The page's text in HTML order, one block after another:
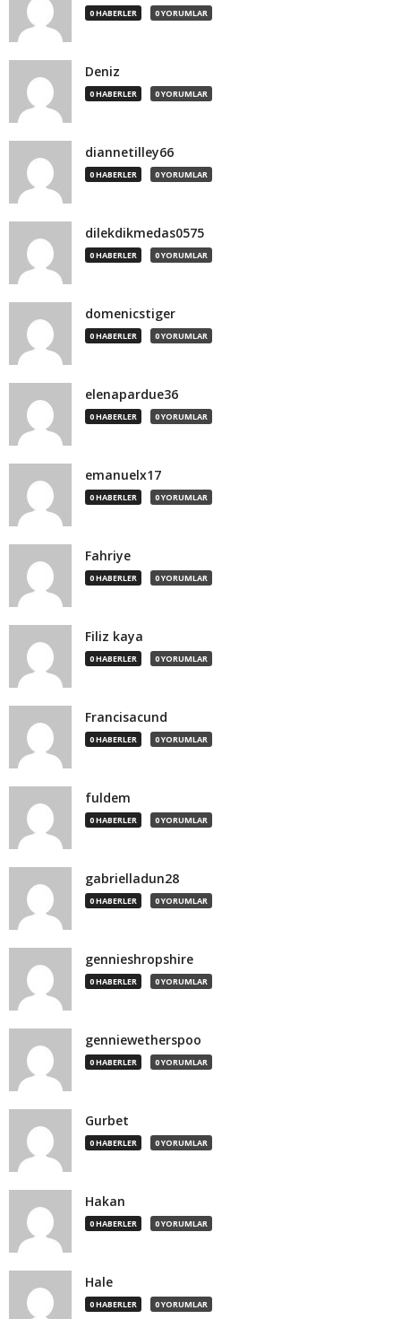
0 HABERLER 0 YORUMLAR
Deniz
0 HABERLER 0 YORUMLAR
diannetilley66
0 HABERLER 0 YORUMLAR
dilekdikmedas0575
0 HABERLER 0 YORUMLAR
domenicstiger
0 HABERLER 0 YORUMLAR
elenapardue36
0 HABERLER 0 YORUMLAR
emanuelx17
0 HABERLER 0 YORUMLAR
Fahriye
0 HABERLER 0 YORUMLAR
Filiz kaya
0 HABERLER 0 YORUMLAR
Francisacund
0 HABERLER 0 YORUMLAR
fuldem
0 HABERLER 0 YORUMLAR
gabrielladun28
0 HABERLER 0 YORUMLAR
gennieshropshire
0 HABERLER 0 YORUMLAR
genniewetherspoo
0 HABERLER 0 YORUMLAR
Gurbet
0 HABERLER 0 YORUMLAR
Hakan
0 HABERLER 0 YORUMLAR
Hale
0 HABERLER 0 YORUMLAR